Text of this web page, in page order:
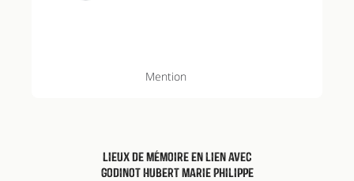
Mention
Lieux de mémoire en lien avec
Godinot Hubert Marie Philippe